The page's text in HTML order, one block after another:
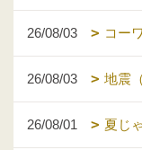
26/08/03 コー
26/08/03 地震
26/08/01 夏じ